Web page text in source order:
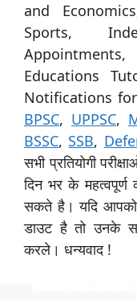
and
Sports,
Educations
Notifications for
BPSC, UPPSC,
BSSC, SSB,
सभी प्रतियोगी
दिन भर के
सकते है। यदि आपको
डाउट है तो उनके
करले। धन्यवाद !